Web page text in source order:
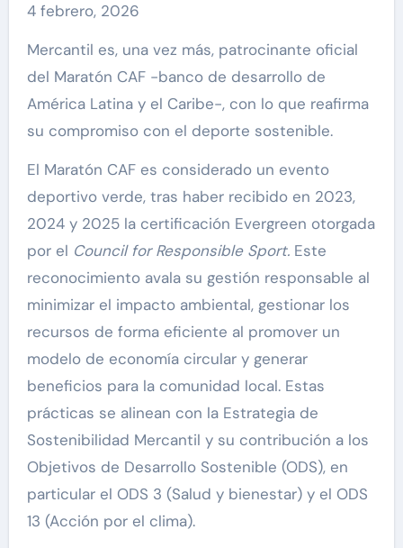
4 febrero, 2026
Mercantil es, una vez más, patrocinante oficial
del Maratón CAF -banco de desarrollo de
América Latina y el Caribe-, con lo que reafirma
su compromiso con el deporte sostenible.
El Maratón CAF es considerado un evento
deportivo verde, tras haber recibido en 2023,
2024 y 2025 la certificación Evergreen otorgada
por el Council for Responsible Sport. Este
reconocimiento avala su gestión responsable al
minimizar el impacto ambiental, gestionar los
recursos de forma eficiente al promover un
modelo de economía circular y generar
beneficios para la comunidad local. Estas
prácticas se alinean con la Estrategia de
Sostenibilidad Mercantil y su contribución a los
Objetivos de Desarrollo Sostenible (ODS), en
particular el ODS 3 (Salud y bienestar) y el ODS
13 (Acción por el clima).